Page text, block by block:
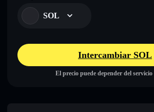
SOL
Intercambiar SOL
El precio puede depender del